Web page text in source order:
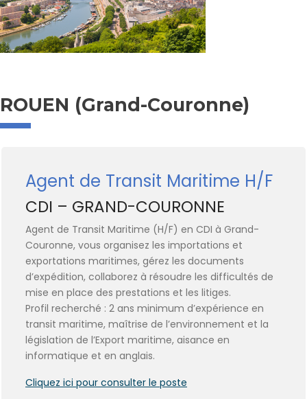
ROUEN (Grand-Couronne)
Agent de Transit Maritime H/F
CDI – GRAND-COURONNE
Agent de Transit Maritime (H/F) en CDI à Grand-
Couronne, vous organisez les importations et
exportations maritimes, gérez les documents
d’expédition, collaborez à résoudre les difficultés de
mise en place des prestations et les litiges.
Profil recherché : 2 ans minimum d’expérience en
transit maritime, maîtrise de l’environnement et la
législation de l’Export maritime, aisance en
informatique et en anglais.
Cliquez ici pour consulter le poste